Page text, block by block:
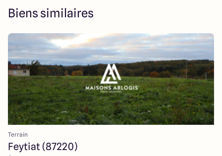
Biens similaires
Terrain
Feytiat (87220)